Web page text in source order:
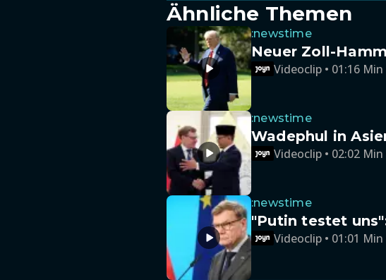
Ähnliche Themen
:newstime
Neuer Zoll-
Videoclip • 01:16 Min
:newstime
Wadephul in
Videoclip • 02:02 Min
:newstime
"Putin testet
Videoclip • 01:01 Min